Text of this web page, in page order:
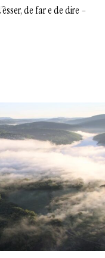
de far e de dire –